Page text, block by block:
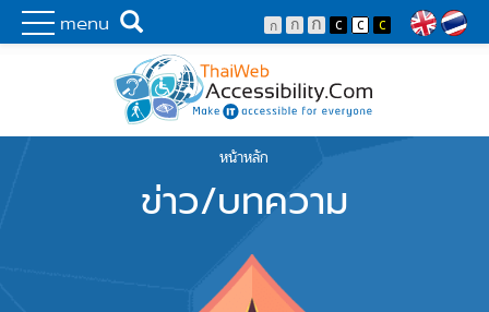
menu
Skip to main content
พัฒนาเว็บไซต์ที่ทุกคนเข้าถึงได้ที่แรก
Search
หน้าหลัก
ข่าว/บทความ